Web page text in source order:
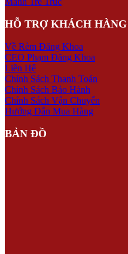
HỖ TRỢ KHÁCH HÀNG
Về Rèm Đăng Khoa
CEO Phạm Đăng Khoa
Liên Hệ
Chính Sách Thanh Toán
Chính Sách Bảo Hành
Chính Sách Vận Chuyển
Hướng Dẫn Mua Hàng
BẢN ĐỒ